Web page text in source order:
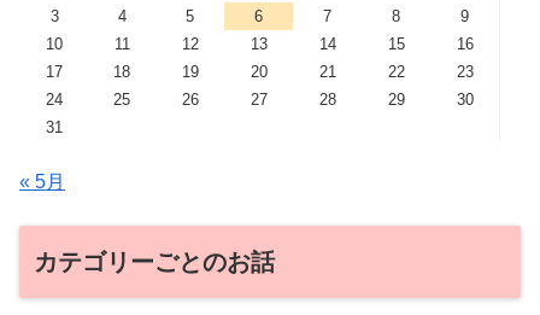
3
4 5 6 7 8
9
10
11 12 13 14 15
16
17
18 19 20 21 22
23
24
25 26 27 28 29
30
31
« 5月
カテゴリーごとのお話